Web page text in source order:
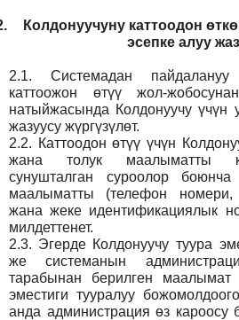
Колдонуучуну каттоодон
эсепке алуу
2.1.
Системадан
каттоожон өтүү жол-
натыйжасында Колдонуучу үчүн
жазуусу жүргүзүлөт.
2.2. Каттоодон өтүү үчүн
жана толук маалыматты
сунушталган суроолор
маалыматты (телефон номери,
жана жеке идентификациялык
милдеттенет.
2.3. Эгерде Колдонуучу туура
же системанын
тарабынан берилген
эместиги тууралуу
анда администрация өз кароосу